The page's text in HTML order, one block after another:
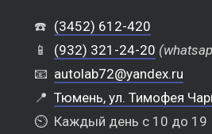
☎️ (3452) 612-420
📱
(932) 321-24-20
📧 autolab72@yandex.ru
📍 Тюмень, ул. Тимофея
⏲️ Каждый день с 10 до 19